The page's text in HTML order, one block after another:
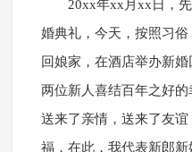
20xx年xx月xx日，
婚典礼，今天，按照习
回娘家，在酒店举办新
两位新人喜结百年之好的
送来了亲情，送来了友
福，在此，我代表新郎